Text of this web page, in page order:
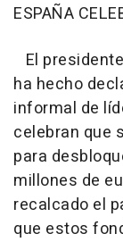
ESPAÑA
El
ha hecho
informal de
celebran que
para
millones de
recalcado el
que estos